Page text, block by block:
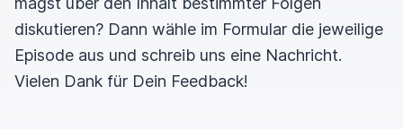
diskutieren? Dann wähle im Formular die jeweilige
Episode aus und schreib uns eine Nachricht.
Vielen Dank für Dein Feedback!